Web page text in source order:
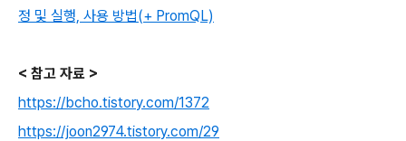
정 및 실행, 사용 방법(+ PromQL)
< 참고 자료 >
https://bcho.tistory.com/1372
https://joon2974.tistory.com/29